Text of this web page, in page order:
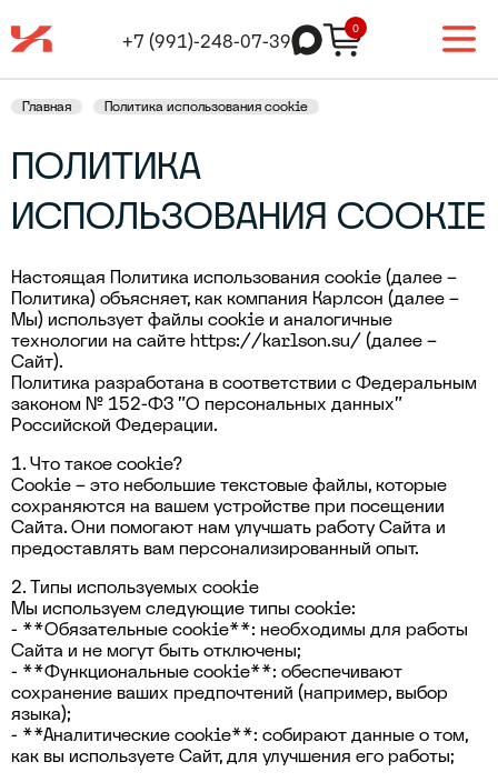
+7 (991)-248-07-39
0
Главная Политика использования cookie
ПОЛИТИКА
ИСПОЛЬЗОВАНИЯ COOKIE
Настоящая Политика использования cookie (далее –
Политика) объясняет, как компания Карлсон (далее –
Мы) использует файлы cookie и аналогичные
технологии на сайте https://karlson.su/ (далее –
Сайт).
Политика разработана в соответствии с Федеральным
законом № 152-ФЗ "О персональных данных"
Российской Федерации.
1. Что такое cookie?
Cookie – это небольшие текстовые файлы, которые
сохраняются на вашем устройстве при посещении
Сайта. Они помогают нам улучшать работу Сайта и
предоставлять вам персонализированный опыт.
2. Типы используемых cookie
Мы используем следующие типы cookie:
- **Обязательные cookie**: необходимы для работы
Сайта и не могут быть отключены;
- **Функциональные cookie**: обеспечивают
сохранение ваших предпочтений (например, выбор
языка);
- **Аналитические cookie**: собирают данные о том,
как вы используете Сайт, для улучшения его работы;